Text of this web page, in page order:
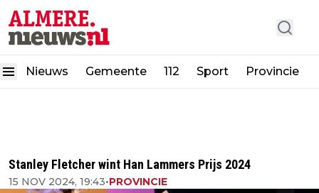
Nieuws Gemeente 112 Sport Provincie
Stanley Fletcher wint Han Lammers Prijs 2024
15 NOV 2024, 19:43•PROVINCIE